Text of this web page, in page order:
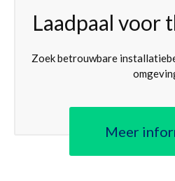
Laadpaal voor
Zoek betrouwbare
Meer